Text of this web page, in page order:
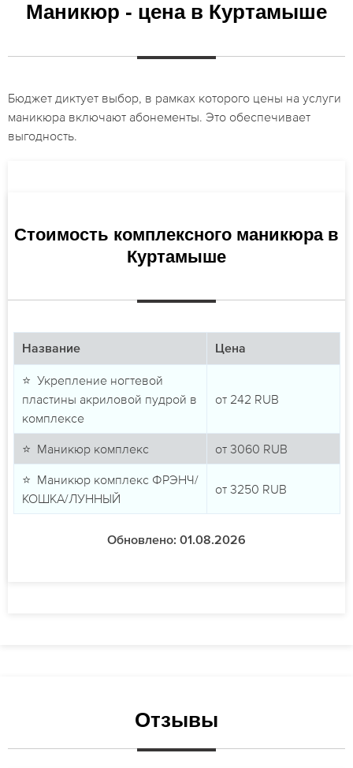
Маникюр - цена в Куртамыше
Бюджет диктует выбор, в рамках которого цены на услуги
маникюра включают абонементы. Это обеспечивает
выгодность.
Стоимость комплексного маникюра в
Куртамыше
Название Цена
⭐ Укрепление ногтевой
пластины акриловой пудрой в
комплексе
от 242 RUB
⭐ Маникюр комплекс от 3060 RUB
⭐ Маникюр комплекс ФРЭНЧ/
КОШКА/ЛУННЫЙ
от 3250 RUB
Обновлено: 01.08.2026
Отзывы